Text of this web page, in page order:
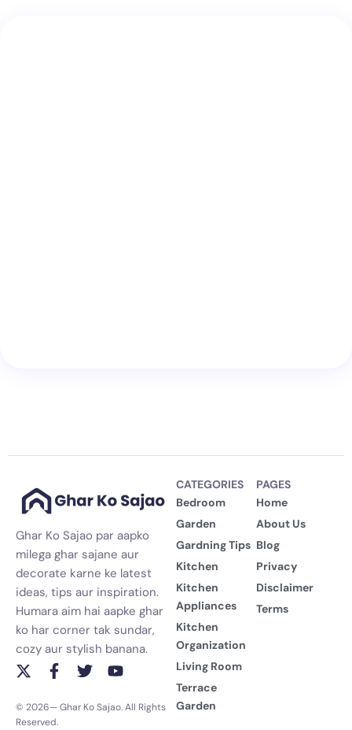
Ghar Ko Sajao par aapko
milega ghar sajane aur
decorate karne ke latest
ideas, tips aur inspiration.
Humara aim hai aapke ghar
ko har corner tak sundar,
cozy aur stylish banana.
X
t
w
F
c
e
T
i
Y
u
© 2026— Ghar Ko Sajao. All Rights
Reserved.
CATEGORIES
Bedroom
Garden
Gardning Tips
Kitchen
Kitchen
Appliances
Kitchen
Organization
Living Room
Terrace
Garden
PAGES
Home
About Us
Blog
Privacy
Disclaimer
Terms